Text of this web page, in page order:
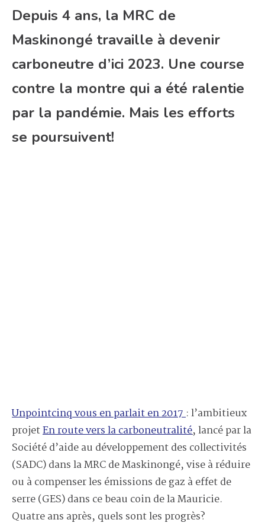
Depuis 4 ans, la MRC de
Maskinongé travaille à devenir
carboneutre d’ici 2023. Une course
contre la montre qui a été ralentie
par la pandémie. Mais les efforts
se poursuivent!
Unpointcinq vous en parlait en 2017: l’ambitieux
projetEn route vers la carboneutralité,lancé par la
Société d’aide au développement des collectivités
(SADC) dans la MRC de Maskinongé, vise à réduire
ou à compenser les émissions de gaz à effet de
serre (GES) dans ce beau coin de la Mauricie.
Quatre ans après, quels sont les progrès?